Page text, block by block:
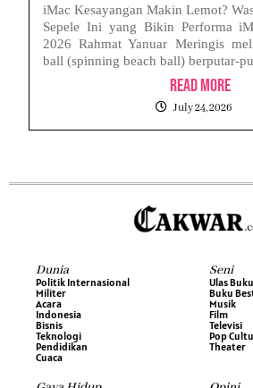
iMac Kesayangan Makin Lemot?
Sepele Ini yang Bikin Performa
2026 Rahmat Yanuar Meringis
ball (spinning beach ball) berputar-
Read More
July 24, 2026
Dunia
Politik Internasional
Militer
Acara
Indonesia
Bisnis
Teknologi
Pendidikan
Cuaca
Seni
Ulas Buku
Buku
Musik
Film
Televisi
Pop
Theater